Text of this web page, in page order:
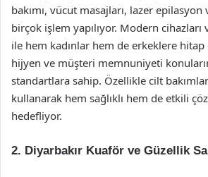
bakımı, vücut masajları, lazer epilasyon
birçok işlem yapılıyor. Modern
ile hem kadınlar hem de erkeklere
hijyen ve müşteri memnuniyeti
standartlara sahip. Özellikle cilt
kullanarak hem sağlıklı hem de etkili
hedefliyor.
2. Diyarbakır Kuaför ve Güzellik